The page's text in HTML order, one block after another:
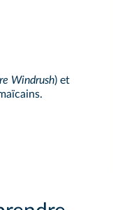
Windrush) et